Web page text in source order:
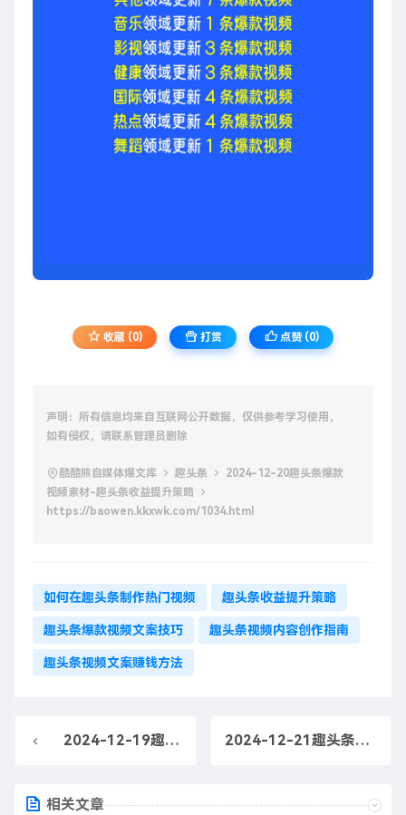
收藏 (0) 打赏 点赞 (0)
声明：所有信息均来自互联网公开数据，仅供参考学习使用，
如有侵权，请联系管理员删除
酷酷熊自媒体爆文库 趣头条
2024-12-20趣头条爆款
视频素材-趣头条收益提升策略
https://baowen.kkxwk.com/1034.html
如何在趣头条制作热门视频 趣头条收益提升策略
趣头条爆款视频文案技巧 趣头条视频内容创作指南
趣头条视频文案赚钱方法
2024-12-19趣头条爆款视频素材-趣头条 爆款视频文案技巧 2024-12-21趣头条爆款视频素材-趣头条如何制作热门视频文案
相关文章